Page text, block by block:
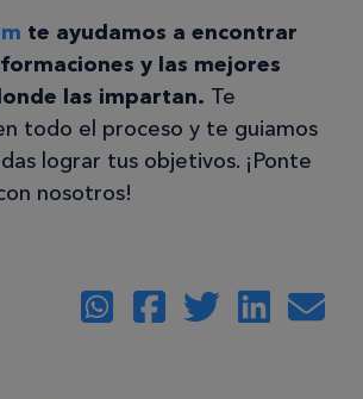
te ayudamos a encontrar
y las mejores
las impartan. Te
todo el proceso y te guiamos
lograr tus objetivos. ¡Ponte
nosotros!